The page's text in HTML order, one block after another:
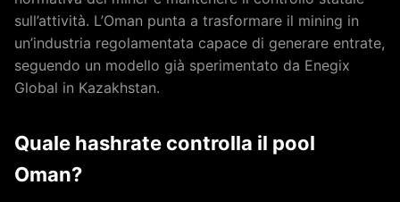
sull’attività. L’Oman punta a trasformare il mining in
un’industria regolamentata capace di generare entrate,
seguendo un modello già sperimentato da Enegix
Global in Kazakhstan.
Quale hashrate controlla il pool
Oman?